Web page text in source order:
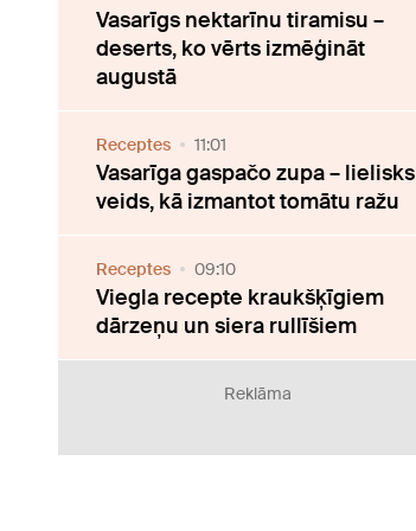
Vasarīgs nektarīnu tiramisu –
deserts, ko vērts izmēģināt
augustā
Receptes 11:01
Vasarīga gaspačo zupa – lielisks
veids, kā izmantot tomātu ražu
Receptes 09:10
Viegla recepte kraukšķīgiem
dārzeņu un siera rullīšiem
Reklāma